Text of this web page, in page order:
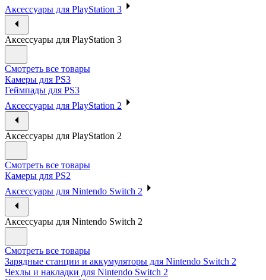
Аксессуары для PlayStation 3
Аксессуары для PlayStation 3
Смотреть все товары
Камеры для PS3
Геймпады для PS3
Аксессуары для PlayStation 2
Аксессуары для PlayStation 2
Смотреть все товары
Камеры для PS2
Аксессуары для Nintendo Switch 2
Аксессуары для Nintendo Switch 2
Смотреть все товары
Зарядные станции и аккумуляторы для Nintendo Switch 2
Чехлы и накладки для Nintendo Switch 2